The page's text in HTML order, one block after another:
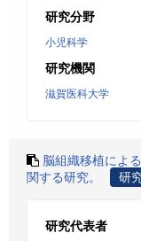
研究分野
小児科学
研究機関
滋賀医科大学
脳組織移植によ
関する研究。
研
研究代表者